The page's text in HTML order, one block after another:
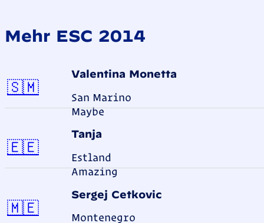
Mehr ESC 2014
Valentina Monetta
San Marino
Maybe
🇸🇲San Marino
Tanja
Estland
Amazing
🇪🇪Estland
Sergej Ćetković
Montenegro
🇲🇪Montenegro